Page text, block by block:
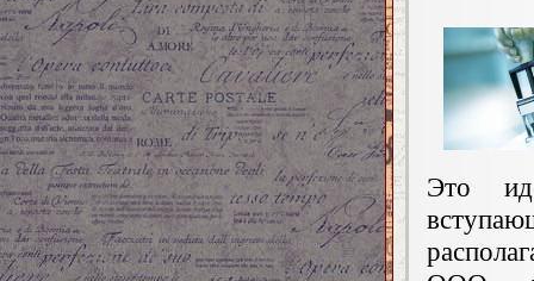
Это